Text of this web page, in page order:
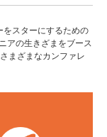
スターにするための
アの生きざまをブース
まざまなカンファレ